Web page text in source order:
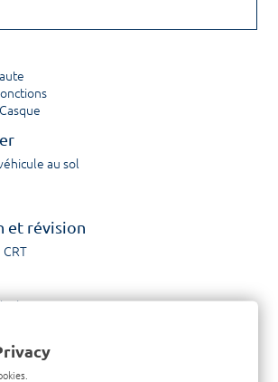
au sol
et révision